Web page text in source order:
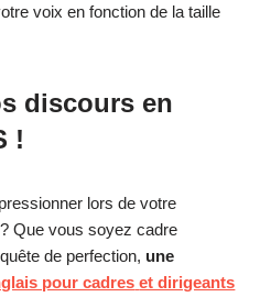
voix en fonction de la taille
discours en
!
lors de votre
Que vous soyez cadre
de perfection, une
pour cadres et dirigeants